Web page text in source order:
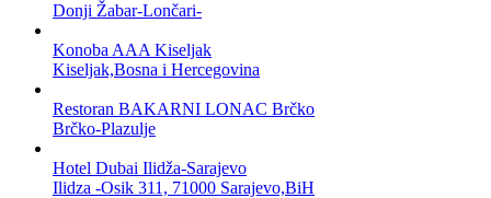
Donji Žabar-Lončari-
Konoba AAA Kiseljak
Kiseljak,Bosna i Hercegovina
Restoran BAKARNI LONAC Brčko
Brčko-Plazulje
Hotel Dubai Ilidža-Sarajevo
Ilidza -Osik 311, 71000 Sarajevo,BiH